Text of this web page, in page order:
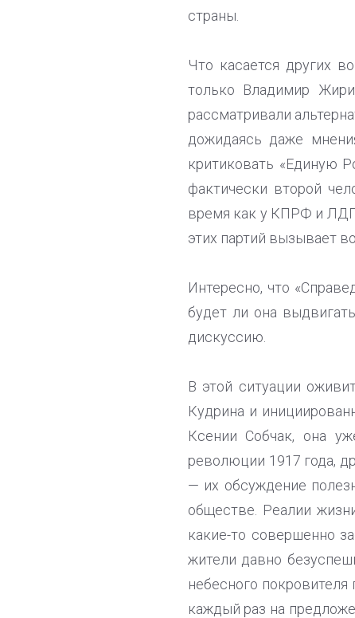
страны.
Что касается других
только Владимир
рассматривали
дожидаясь даже
критиковать «Единую
фактически второй
время как у КПРФ и
этих партий вызывает
Интересно, что
будет ли она
дискуссию.
В этой ситуации
Кудрина и
Ксении Собчак, она
революции 1917 года,
— их обсуждение
обществе. Реалии
какие-то совершенно
жители давно
небесного
каждый раз на